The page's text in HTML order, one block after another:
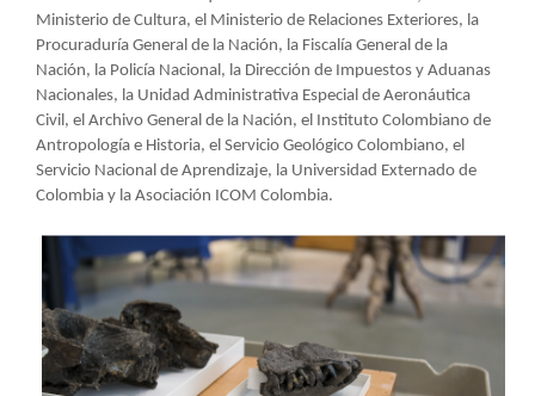
Ministerio de Cultura, el Ministerio de Relaciones Exteriores, la
Procuraduría General de la Nación, la Fiscalía General de la
Nación, la Policía Nacional, la Dirección de Impuestos y Aduanas
Nacionales, la Unidad Administrativa Especial de Aeronáutica
Civil, el Archivo General de la Nación, el Instituto Colombiano de
Antropología e Historia, el Servicio Geológico Colombiano, el
Servicio Nacional de Aprendizaje, la Universidad Externado de
Colombia y la Asociación ICOM Colombia.